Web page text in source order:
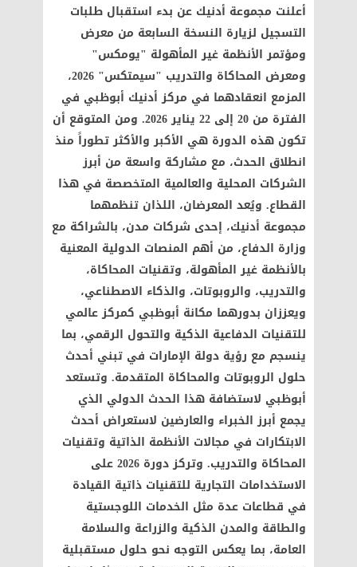
أعلنت مجموعة أدنيك عن بدء استقبال طلبات
التسجيل لزيارة النسخة السابعة من معرض
ومؤتمر الأنظمة غير المأهولة "يومكس"
ومعرض المحاكاة والتدريب "سيمتكس" 2026،
المزمع انعقادهما في مركز أدنيك أبوظبي في
الفترة من 20 إلى 22 يناير 2026. ومن المتوقع أن
تكون هذه الدورة هي الأكبر والأكثر تطوراً منذ
انطلاق الحدث، مع مشاركة واسعة من أبرز
الشركات المحلية والعالمية المتخصصة في هذا
القطاع. ويُعد المعرضان، اللذان تنظمهما
مجموعة أدنيك، إحدى شركات مدن، بالشراكة مع
وزارة الدفاع، من أهم المنصات الدولية المعنية
بالأنظمة غير المأهولة، وتقنيات المحاكاة،
والتدريب، والروبوتات، والذكاء الاصطناعي،
ويعززان بدورهما مكانة أبوظبي كمركز عالمي
للتقنيات الدفاعية الذكية والتحول الرقمي، بما
ينسجم مع رؤية دولة الإمارات في تبني أحدث
حلول الروبوتات والمحاكاة المتقدمة. وتستعد
أبوظبي لاستضافة هذا الحدث الدولي الذي
يجمع أبرز الخبراء والعارضين لاستعراض أحدث
الابتكارات في مجالات الأنظمة الذاتية وتقنيات
المحاكاة والتدريب. وتركز دورة 2026 على
الاستخدامات التجارية للتقنيات ذاتية القيادة
في قطاعات عدة مثل الخدمات اللوجستية
والطاقة والمدن الذكية والزراعة والسلامة
العامة، بما يعكس التوجه نحو حلول مستقبلية